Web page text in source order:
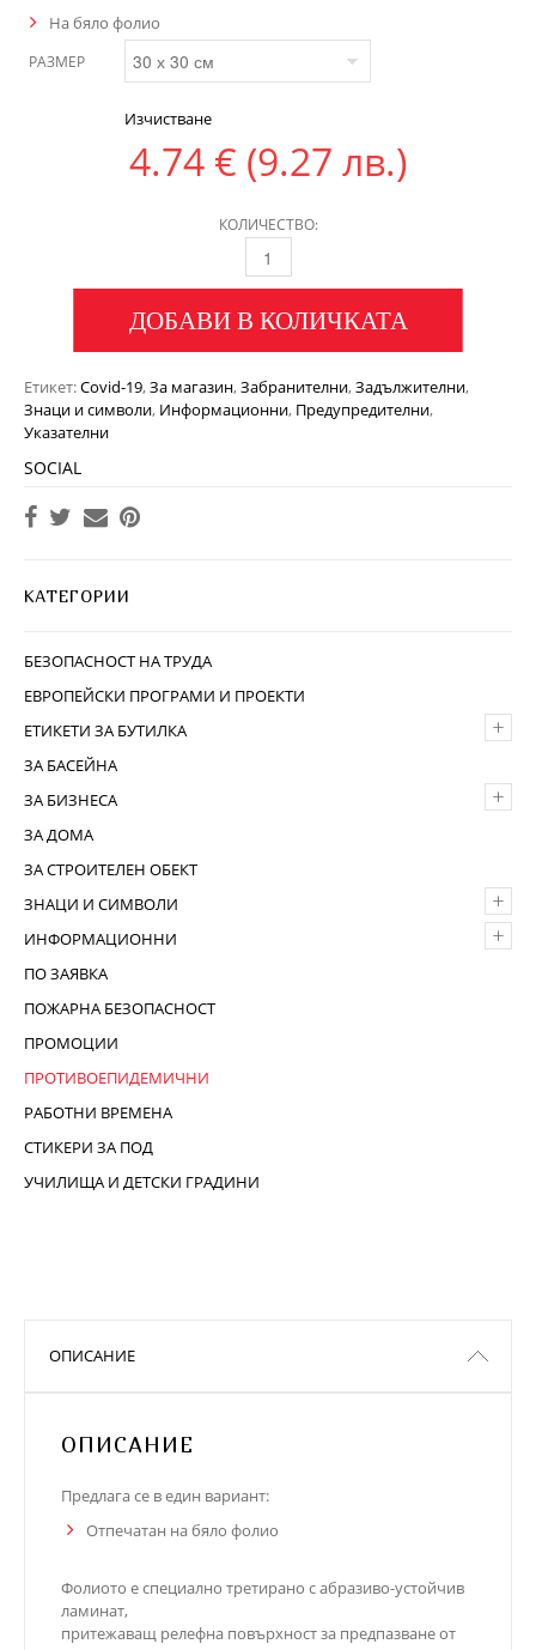
На бяло фолио
РАЗМЕР
Изчистване
4.74 € (9.27 лв.)
КОЛИЧЕСТВО:
ДОБАВИ В КОЛИЧКАТА
Етикет:Covid-19,За магазин,Забранителни,Задължителни,
Знаци и символи, Информационни, Предупредителни,
Указателни
SOCIAL
КАТЕГОРИИ
БЕЗОПАСНОСТ НА ТРУДА
ЕВРОПЕЙСКИ ПРОГРАМИ И ПРОЕКТИ
+
ЕТИКЕТИ ЗА БУТИЛКА
ЗА БАСЕЙНА
+
ЗА БИЗНЕСА
ЗА ДОМА
ЗА СТРОИТЕЛЕН ОБЕКТ
+
ЗНАЦИ И СИМВОЛИ
+
ИНФОРМАЦИОННИ
ПО ЗАЯВКА
ПОЖАРНА БЕЗОПАСНОСТ
ПРОМОЦИИ
ПРОТИВОЕПИДЕМИЧНИ
РАБОТНИ ВРЕМЕНА
СТИКЕРИ ЗА ПОД
УЧИЛИЩА И ДЕТСКИ ГРАДИНИ
ОПИСАНИЕ
ОПИСАНИЕ
Предлага се в един вариант:
Отпечатан на бяло фолио
Фолиото е специално третирано с абразиво-устойчив
ламинат,
притежаващ релефна повърхност за предпазване от